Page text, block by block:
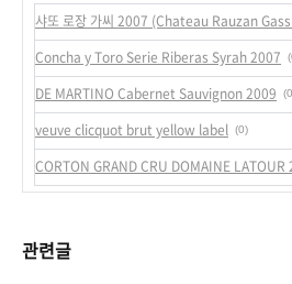
샤또 로장 가씨 2007 (Chateau Rauzan
Concha y Toro Serie Riberas Syrah 2007
DE MARTINO Cabernet Sauvignon 2009
veuve clicquot brut yellow label (0)
CORTON GRAND CRU DOMAINE LATOUR
관련글